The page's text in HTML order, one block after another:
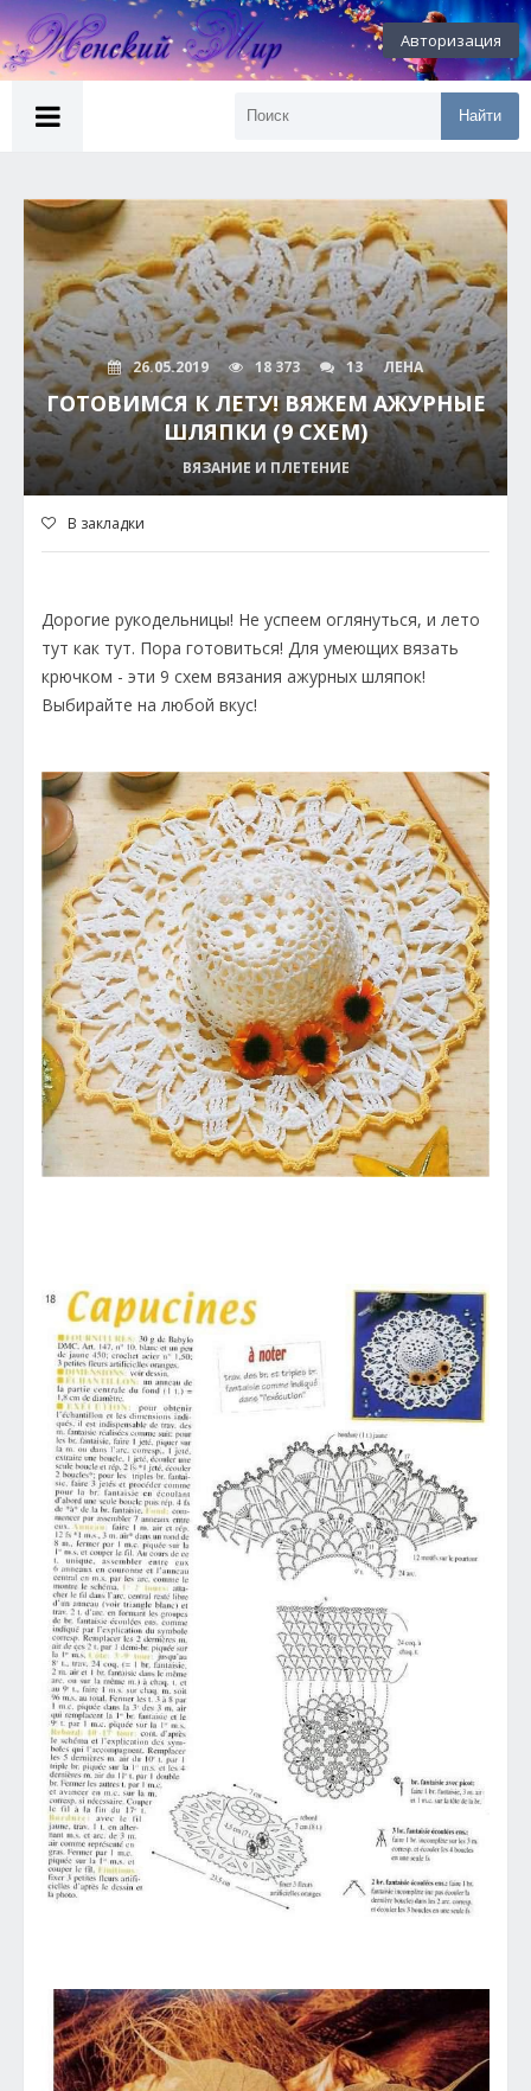
Авторизация
Найти
26.05.2019 18 373 13 ЛЕНА
ГОТОВИМСЯ К ЛЕТУ! ВЯЖЕМ АЖУРНЫЕ
ШЛЯПКИ (9 СХЕМ)
ВЯЗАНИЕ И ПЛЕТЕНИЕ
В закладки
Дорогие рукодельницы! Не успеем оглянуться, и лето
тут как тут. Пора готовиться! Для умеющих вязать
крючком - эти 9 схем вязания ажурных шляпок!
Выбирайте на любой вкус!